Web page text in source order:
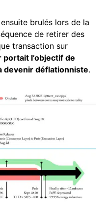
brulés lors de la
de retirer des
transaction sur
l’objectif de
devenir déflationniste.